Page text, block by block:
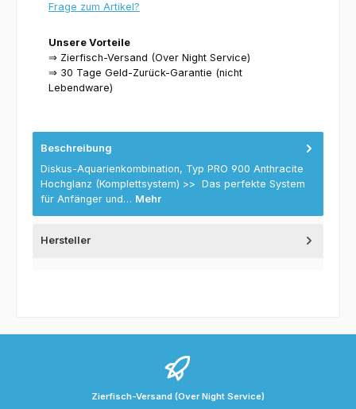
Frage zum Artikel?
Unsere Vorteile
⇒ Zierfisch-Versand (Over Night Service)
⇒ 30 Tage Geld-Zurück-Garantie (nicht
Lebendware)
Beschreibung
Diskus-Aquarienkombination, Typ PRO 900 Anthracite
Hochglanz (Komplettsystem) >> Das perfekte System
für Anfänger und… Mehr
Hersteller
Zierfisch-Versand (Over Night Service)